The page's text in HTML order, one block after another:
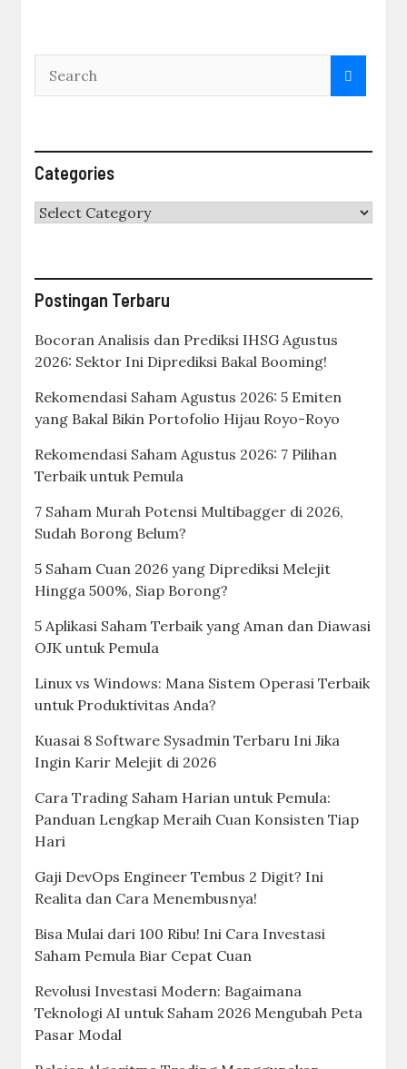
Categories
Categories
Postingan Terbaru
Bocoran Analisis dan Prediksi IHSG Agustus
2026: Sektor Ini Diprediksi Bakal Booming!
Rekomendasi Saham Agustus 2026: 5 Emiten
yang Bakal Bikin Portofolio Hijau Royo-Royo
Rekomendasi Saham Agustus 2026: 7 Pilihan
Terbaik untuk Pemula
7 Saham Murah Potensi Multibagger di 2026,
Sudah Borong Belum?
5 Saham Cuan 2026 yang Diprediksi Melejit
Hingga 500%, Siap Borong?
5 Aplikasi Saham Terbaik yang Aman dan Diawasi
OJK untuk Pemula
Linux vs Windows: Mana Sistem Operasi Terbaik
untuk Produktivitas Anda?
Kuasai 8 Software Sysadmin Terbaru Ini Jika
Ingin Karir Melejit di 2026
Cara Trading Saham Harian untuk Pemula:
Panduan Lengkap Meraih Cuan Konsisten Tiap
Hari
Gaji DevOps Engineer Tembus 2 Digit? Ini
Realita dan Cara Menembusnya!
Bisa Mulai dari 100 Ribu! Ini Cara Investasi
Saham Pemula Biar Cepat Cuan
Revolusi Investasi Modern: Bagaimana
Teknologi AI untuk Saham 2026 Mengubah Peta
Pasar Modal